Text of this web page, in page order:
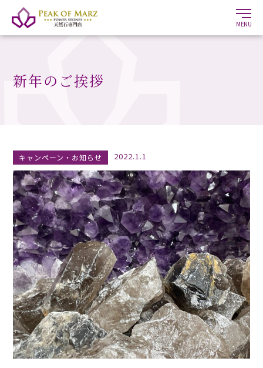
MENU
新年のご挨拶
キャンペーン・お知らせ 2022.1.1